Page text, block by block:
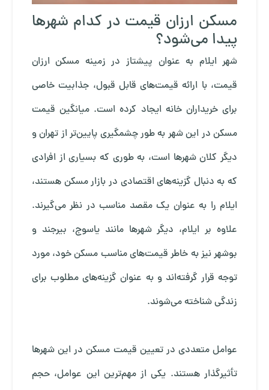
مسکن ارزان قیمت در کدام شهرها
پیدا می‌شود؟
شهر ایلام به عنوان پیشتاز در زمینه مسکن ارزان
قیمت، با ارائه قیمت‌های قابل قبول، جذابیت خاصی
برای خریداران خانه ایجاد کرده است. میانگین قیمت
مسکن در این شهر به طور چشمگیری پایین‌تر از تهران و
دیگر کلان شهرها است، به طوری که بسیاری از افرادی
که به دنبال گزینه‌های اقتصادی در بازار مسکن هستند،
ایلام را به عنوان یک مقصد مناسب در نظر می‌گیرند.
علاوه بر ایلام، دیگر شهرها مانند یاسوج، بیرجند و
بوشهر نیز به خاطر قیمت‌های مناسب مسکن خود، مورد
توجه قرار گرفته‌اند و به عنوان گزینه‌های مطلوب برای
زندگی شناخته می‌شوند.
عوامل متعددی در تعیین قیمت مسکن در این شهرها
تأثیرگذار هستند. یکی از مهم‌ترین این عوامل، حجم